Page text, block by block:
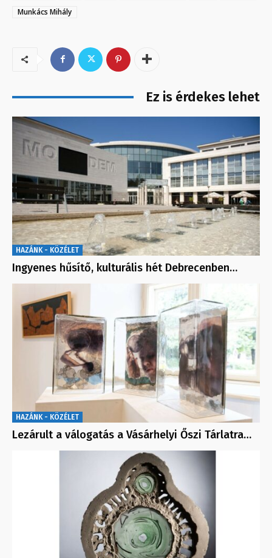
Munkács Mihály
Ez is érdekes lehet
HAZÁNK - KÖZÉLET
Ingyenes hűsítő, kulturális hét Debrecenben…
HAZÁNK - KÖZÉLET
Lezárult a válogatás a Vásárhelyi Őszi Tárlatra…